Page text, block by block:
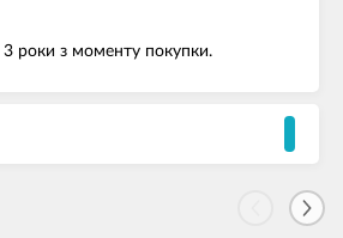
3 роки з моменту покупки.